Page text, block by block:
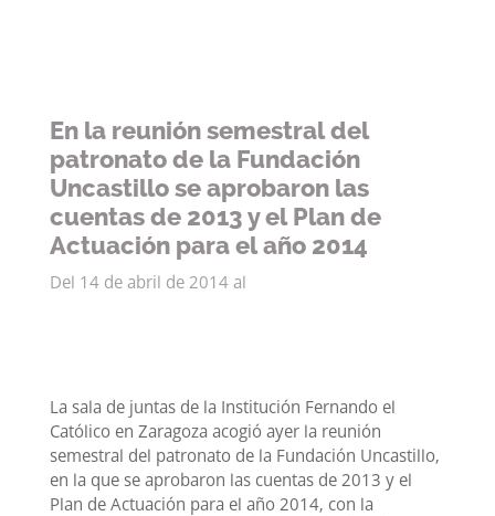
En la reunión semestral del
patronato de la Fundación
Uncastillo se aprobaron las
cuentas de 2013 y el Plan de
Actuación para el año 2014
Del 14 de abril de 2014 al
La sala de juntas de la Institución Fernando el
Católico en Zaragoza acogió ayer la reunión
semestral del patronato de la Fundación Uncastillo,
en la que se aprobaron las cuentas de 2013 y el
Plan de Actuación para el año 2014, con la
web.
Experiencia
nuestra web
algunas
funcionalidades
desaparecerán
de la web.